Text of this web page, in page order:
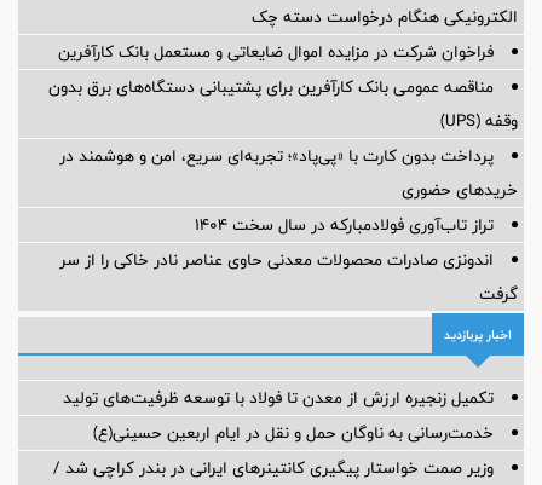
الکترونیکی هنگام درخواست دسته چک
فراخوان شرکت در مزایده اموال ضایعاتی و مستعمل بانک کارآفرین
مناقصه عمومی بانک کارآفرین برای پشتیبانی دستگاه‌های برق بدون
وقفه (UPS)
پرداخت بدون کارت با «پی‌پاد»؛ تجربه‌ای سریع، امن و هوشمند در
خریدهای حضوری
تراز تاب‌آوری فولادمبارکه در سال سخت ۱۴۰۴
اندونزی صادرات محصولات معدنی حاوی عناصر نادر خاکی را از سر
گرفت
اخبار پربازدید
تکمیل زنجیره ارزش از معدن تا فولاد با توسعه ظرفیت‌های تولید
خدمت‌رسانی به ناوگان حمل و نقل در ایام اربعین حسینی(ع)
وزیر صمت خواستار پیگیری کانتینرهای ایرانی در بندر کراچی شد /